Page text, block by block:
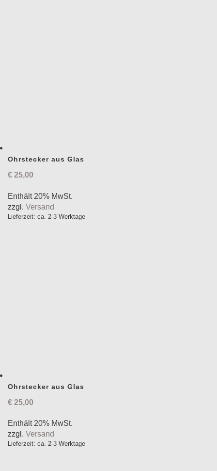
Ohrstecker aus Glas
€ 25,00
Enthält 20% MwSt.
zzgl. Versand
Lieferzeit: ca. 2-3 Werktage
Ohrstecker aus Glas
€ 25,00
Enthält 20% MwSt.
zzgl. Versand
Lieferzeit: ca. 2-3 Werktage